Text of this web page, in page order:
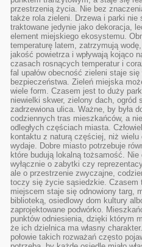
przestrzenią życia. Nie bez
także rola zieleni. Drzewa i parki nie
traktowane jedynie jako dekoracja,
element miejskiego ekosystemu.
temperaturę latem, zatrzymują
jakość powietrza i wpływają kojąco
czasach rosnących temperatur i
fal upałów obecność zieleni staje
bezpieczeństwa. Zieleń miejska
wiele form. Czasem jest to duży
niewielki skwer, zielony dach, ogród
zadrzewiona ulica. Ważne, by była
codziennych tras mieszkańców, a
odległych częściach miasta.
kontaktu z naturą częściej, niż wielu
wydaje. Dobre miasto potrzebuje
które budują lokalną tożsamość. Nie
wyłącznie o zabytki czy
ale o przestrzenie zwyczajne,
toczy się życie sąsiedzkie. Czasem
miejscem staje się odnowiony targ,
biblioteką, osiedlowy dom kultury
zaprojektowane podwórko.
punktów odniesienia, dzięki którym
że ich dzielnica ma własny
połowie takich rozważań często